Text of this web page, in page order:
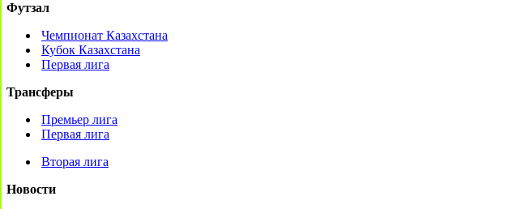
Футзал
Чемпионат Казахстана
Кубок Казахстана
Первая лига
Трансферы
Премьер лига
Первая лига
Вторая лига
Новости